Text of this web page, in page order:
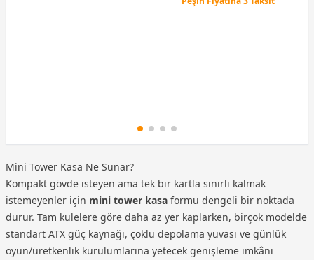
Mini Tower Kasa Ne Sunar?
Kompakt gövde isteyen ama tek bir kartla sınırlı kalmak
istemeyenler için mini tower kasa formu dengeli bir noktada
durur. Tam kulelere göre daha az yer kaplarken, birçok modelde
standart ATX güç kaynağı, çoklu depolama yuvası ve günlük
oyun/üretkenlik kurulumlarına yetecek genişleme imkânı